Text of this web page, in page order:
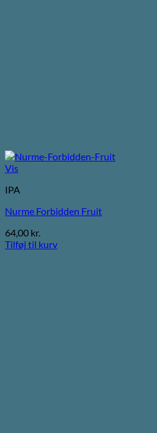
Vis
IPA
Nurme Forbidden Fruit
64,00 kr.
Tilføj til kurv